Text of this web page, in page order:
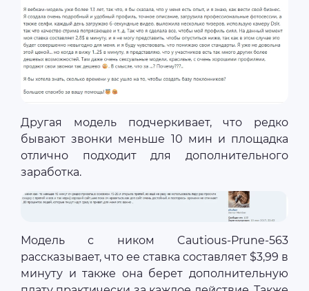
Другая модель подчеркивает, что редко
бывают звонки меньше 10 мин и площадка
отлично подходит для дополнительного
заработка.
Модель с ником Cautious-Prune-563
рассказывает, что ее ставка составляет $3,99 в
минуту и также она берет дополнительную